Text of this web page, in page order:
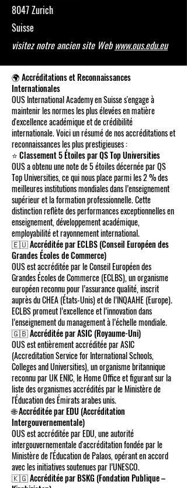
8047 Zurich
Suisse
visitez notre ancien site Webwww.ous.edu.eu
🌍 Accréditations et Reconnaissances
Internationales
OUS International Academy en Suisse s'engage à
maintenir les normes les plus élevées en matière
d'excellence académique et de crédibilité
internationale. Voici un résumé de nos accréditations et
reconnaissances les plus prestigieuses :
⭐ Classement 5 Étoiles par QS Top Universities
OUS a obtenu une note de 5 étoiles décernée par QS
Top Universities, ce qui nous place parmi les 2 % des
meilleures institutions mondiales dans l’enseignement
supérieur et la formation professionnelle. Cette
distinction reflète des performances exceptionnelles en
enseignement, développement académique,
employabilité et rayonnement international.
🇪🇺 Accréditée par ECLBS (Conseil Européen des
Grandes Écoles de Commerce)
OUS est accréditée par le Conseil Européen des
Grandes Écoles de Commerce (ECLBS), un organisme
européen reconnu pour l’assurance qualité, inscrit
auprès du CHEA (États-Unis) et de l’INQAAHE (Europe).
ECLBS promeut l’excellence et l’innovation dans
l’enseignement du management à l’échelle mondiale.
🇬🇧 Accréditée par ASIC (Royaume-Uni)
OUS est entièrement accréditée par ASIC
(Accreditation Service for International Schools,
Colleges and Universities), un organisme britannique
reconnu par UK ENIC, le Home Office et figurant sur la
liste des organismes accrédités par le Ministère de
l'Éducation des Émirats arabes unis.
🌐 Accréditée par EDU (Accréditation
Intergouvernementale)
OUS est accréditée par EDU, une autorité
intergouvernementale d'accréditation fondée par le
Ministère de l'Éducation de Palaos, opérant en accord
avec les initiatives soutenues par l’UNESCO.
🇰🇬 Accréditée par BSKG (Fondation Publique –